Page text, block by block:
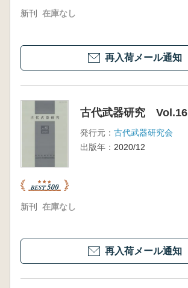
新刊 在庫なし
再入荷メール通知
古代武器研究 Vol.16
発行元： 古代武器研究会
出版年： 2020/12
新刊 在庫なし
再入荷メール通知